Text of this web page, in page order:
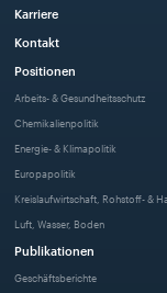
Karriere
Kontakt
Positionen
Arbeits- & Gesundheitsschutz
Chemikalienpolitik
Energie- & Klimapolitik
Europapolitik
Kreislaufwirtschaft, Rohstoff- &
Luft, Wasser, Boden
Publikationen
Geschäftsberichte